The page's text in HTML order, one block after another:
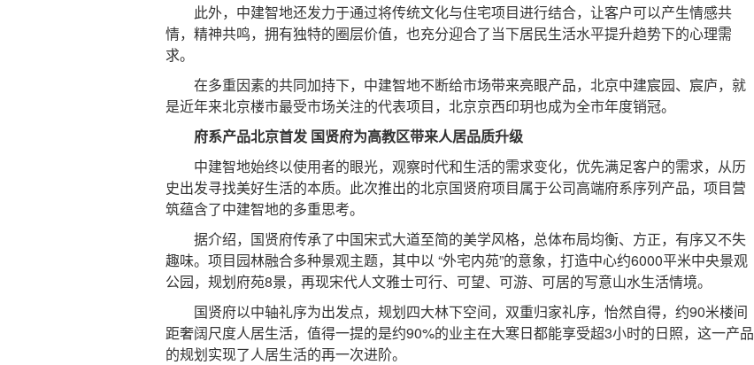
此外，中建智地还发力于通过将传统文化与住宅项目进行结合，让客户可以产生情感共
情，精神共鸣，拥有独特的圈层价值，也充分迎合了当下居民生活水平提升趋势下的心理需
求。
在多重因素的共同加持下，中建智地不断给市场带来亮眼产品，北京中建宸园、宸庐，就
是近年来北京楼市最受市场关注的代表项目，北京京西印玥也成为全市年度销冠。
府系产品北京首发 国贤府为高教区带来人居品质升级
中建智地始终以使用者的眼光，观察时代和生活的需求变化，优先满足客户的需求，从历
史出发寻找美好生活的本质。此次推出的北京国贤府项目属于公司高端府系序列产品，项目营
筑蕴含了中建智地的多重思考。
据介绍，国贤府传承了中国宋式大道至简的美学风格，总体布局均衡、方正，有序又不失
趣味。项目园林融合多种景观主题，其中以 “外宅内苑”的意象，打造中心约6000平米中央景观
公园，规划府苑8景，再现宋代人文雅士可行、可望、可游、可居的写意山水生活情境。
国贤府以中轴礼序为出发点，规划四大林下空间，双重归家礼序，怡然自得，约90米楼间
距奢阔尺度人居生活，值得一提的是约90%的业主在大寒日都能享受超3小时的日照，这一产品
的规划实现了人居生活的再一次进阶。